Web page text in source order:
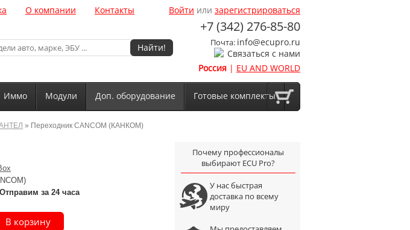
О компании Контакты
+7 (342) 276-85-80
Россия | EU AND WORLD
Почта: info@ecupro.ru
Связаться с нами
Найти!
Войти или зарегистрироваться
Иммо Модули Доп. оборудование Готовые комплекты
» Переходник CANCOM (КАНКОМ)
за 24 часа
Почему профессионалы
выбирают ECU Pro?
У нас быстрая
доставка по всему
миру